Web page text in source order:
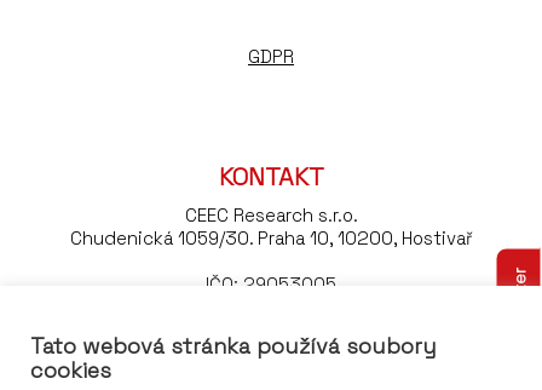
GDPR
KONTAKT
CEEC Research s.r.o.
Chudenická 1059/30. Praha 10, 10200, Hostivař
IČO: 29053005
Tel:+420 776 023 170
Tato webová stránka používá soubory
cookies